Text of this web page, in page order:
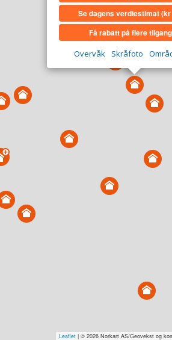
Se salgspris(kr
Se dagens verdiestimat
Få rabatt på flere
Overvåk område
Vis radon, kvikkleire, årlige
Overvåk og varsle om nye salg i
Dato solgt er tinglyst dato. 1881 publiserer
Cookies
Se dagens verdiestimat(kr
Få rabatt på flere
Overvåk
Skråfoto
Leaflet | © 2026 Norkart AS/Geovekst og